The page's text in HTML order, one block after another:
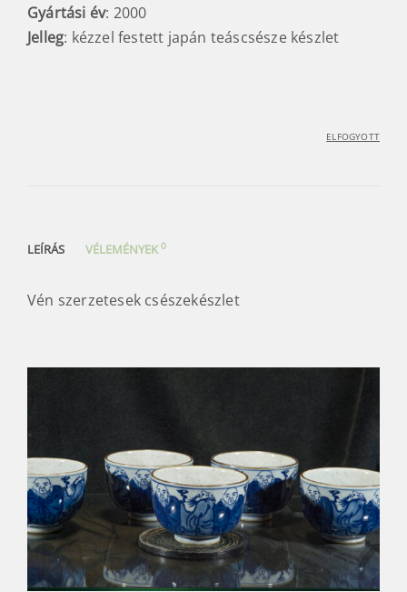
Gyártási év: 2000
Jelleg: kézzel festett japán teáscsésze készlet
ELFOGYOTT
LEÍRÁS VÉLEMÉNYEK0
Vén szerzetesek csészekészlet